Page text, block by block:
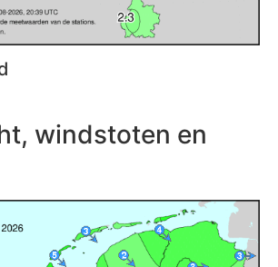
windstoten en